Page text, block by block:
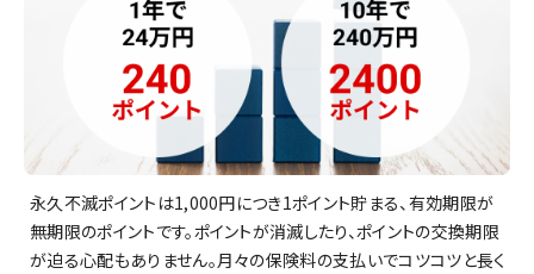
永久不滅ポイントは1,000円につき1ポイント貯まる、有効期限が
無期限のポイントです。ポイントが消滅したり、ポイントの交換期限
が迫る心配もありません。月々の保険料の支払いでコツコツと長く